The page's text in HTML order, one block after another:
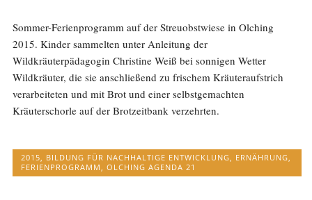
Sommer-Ferienprogramm auf der Streuobstwiese in Olching
2015. Kinder sammelten unter Anleitung der
Wildkräuterpädagogin Christine Weiß bei sonnigen Wetter
Wildkräuter, die sie anschließend zu frischem Kräuteraufstrich
verarbeiteten und mit Brot und einer selbstgemachten
Kräuterschorle auf der Brotzeitbank verzehrten.
2015, BILDUNG FÜR NACHHALTIGE ENTWICKLUNG, ERNÄHRUNG,
FERIENPROGRAMM,OLCHING AGENDA 21